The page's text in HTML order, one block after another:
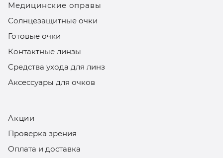
Медицинские оправы
Солнцезащитные очки
Готовые очки
Контактные линзы
Средства ухода для линз
Аксессуары для очков
Акции
Проверка зрения
Оплата и доставка